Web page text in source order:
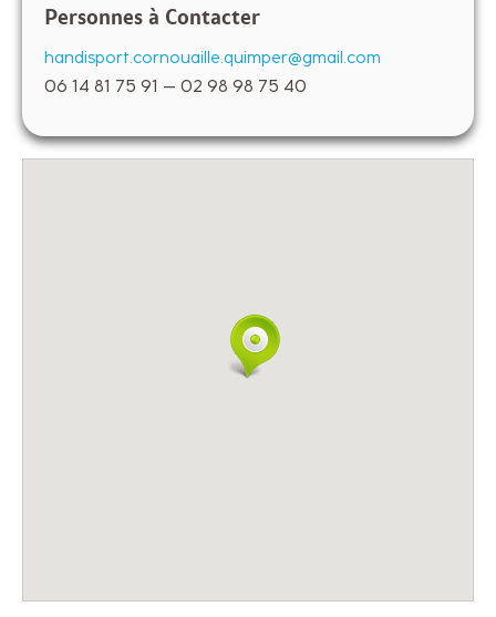
Personnes à Contacter
handisport.cornouaille.quimper@gmail.com
06 14 81 75 91 – 02 98 98 75 40